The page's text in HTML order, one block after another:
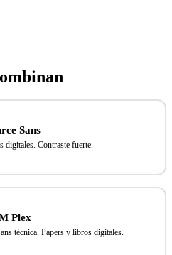
Sans
digitales. Contraste fuerte.
Plex
técnica. Papers y libros digitales.